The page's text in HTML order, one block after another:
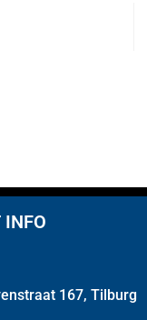
INFO
167, Tilburg